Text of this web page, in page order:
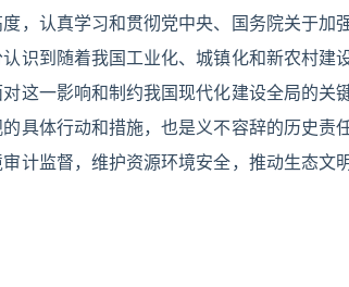
，认真学习和贯彻党中央、国务院关于加
识到随着我国工业化、城镇化和新农村建
这一影响和制约我国现代化建设全局的关
具体行动和措施，也是义不容辞的历史责
计监督，维护资源环境安全，推动生态文